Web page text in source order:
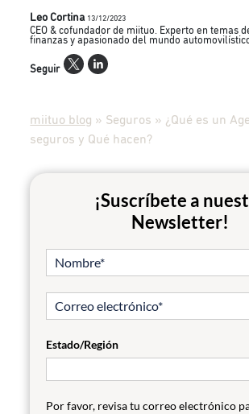
Leo Cortina 13/12/2023
CEO & cofundador de miituo. Experto en temas
finanzas y apasionado del mundo
Seguir
miituo blog » Seguros » ¿Qué es un
seguros y Qué hacen?
¡Suscríbete a
Newsletter!
Estado/Región
Por favor, revisa tu correo electrónico